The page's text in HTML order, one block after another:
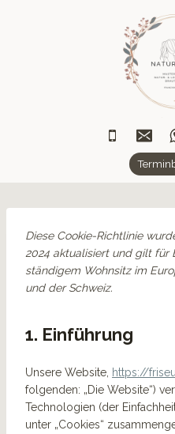
Diese Cookie-Richtlinie
2024 aktualisiert und gilt für
ständigem Wohnsitz im
und der Schweiz.
1. Einführung
Unsere Website, https://
folgenden: „Die Website“)
Technologien (der
unter „Cookies“